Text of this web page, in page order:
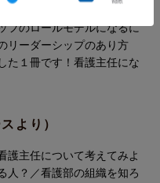
？
て？
方
フのロールモデルになるに
リーダーシップのあり方
た１冊です！看護主任にな
より）
護主任について考えてみよ
人？／看護部の組織を知ろ